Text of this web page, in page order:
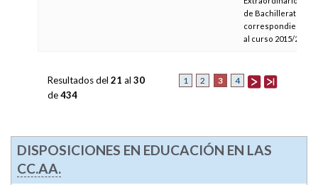
de Bachillerato
correspondientes
al curso 2015/2016
1 2 3 4
Resultados del 21 al 30
de434
DISPOSICIONES EN EDUCACIÓN EN LAS
CC.AA.